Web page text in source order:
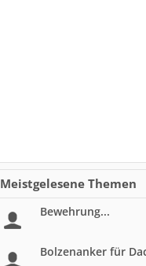
Meistgelesene Themen
Bewehrung...
Bolzenanker für